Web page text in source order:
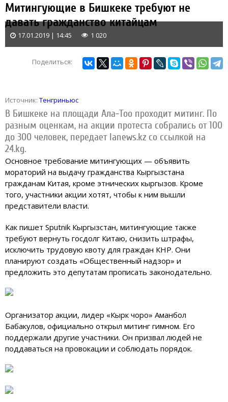
Митингующие в Бишкеке требуют не
давать гражданство китайцам
17.01.2019 | 14:45 1 020
Поделиться:
Источник: Тенгриньюс
В Бишкеке на площади Ала-Тоо проходит митинг. По
разным оценкам, на акции протеста собрались от 100
до 300 человек, передает Ianews.kz со ссылкой на
24.kg.
Основное требование митингующих — объявить
мораторий на выдачу гражданства Кыргызстана
гражданам Китая, кроме этнических кыргызов. Кроме
того, участники акции хотят, чтобы к ним вышли
представители власти.
Как пишет Sputnik Кыргызстан, митингующие также
требуют вернуть госдолг Китаю, снизить штрафы,
исключить трудовую квоту для граждан КНР. Они
планируют создать «Общественный надзор» и
предложить это депутатам прописать законодательно.
Организатор акции, лидер «Кырк чоро» Аманбол
Бабакулов, официально открыл митинг гимном. Его
поддержали другие участники. Он призвал людей не
поддаваться на провокации и соблюдать порядок.